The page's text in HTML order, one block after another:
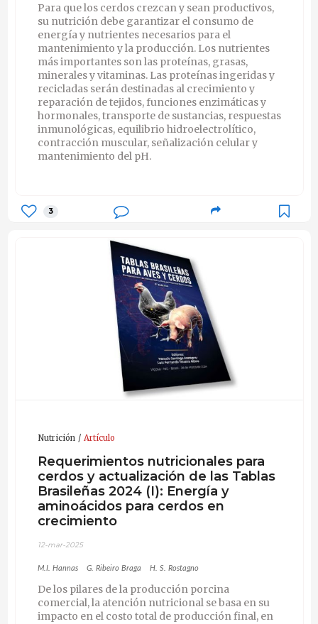
Para que los cerdos crezcan y sean productivos,
su nutrición debe garantizar el consumo de
energía y nutrientes necesarios para el
mantenimiento y la producción. Los nutrientes
más importantes son las proteínas, grasas,
minerales y vitaminas. Las proteínas ingeridas y
recicladas serán destinadas al crecimiento y
reparación de tejidos, funciones enzimáticas y
hormonales, transporte de sustancias, respuestas
inmunológicas, equilibrio hidroelectrolítico,
contracción muscular, señalización celular y
mantenimiento del pH.
3
Nutrición Artículo
Requerimientos nutricionales para
cerdos y actualización de las Tablas
Brasileñas 2024 (I): Energía y
aminoácidos para cerdos en
crecimiento
12-mar-2025
M.I. Hannas G. Ribeiro Braga H. S. Rostagno
De los pilares de la producción porcina
comercial, la atención nutricional se basa en su
impacto en el costo total de producción final, en